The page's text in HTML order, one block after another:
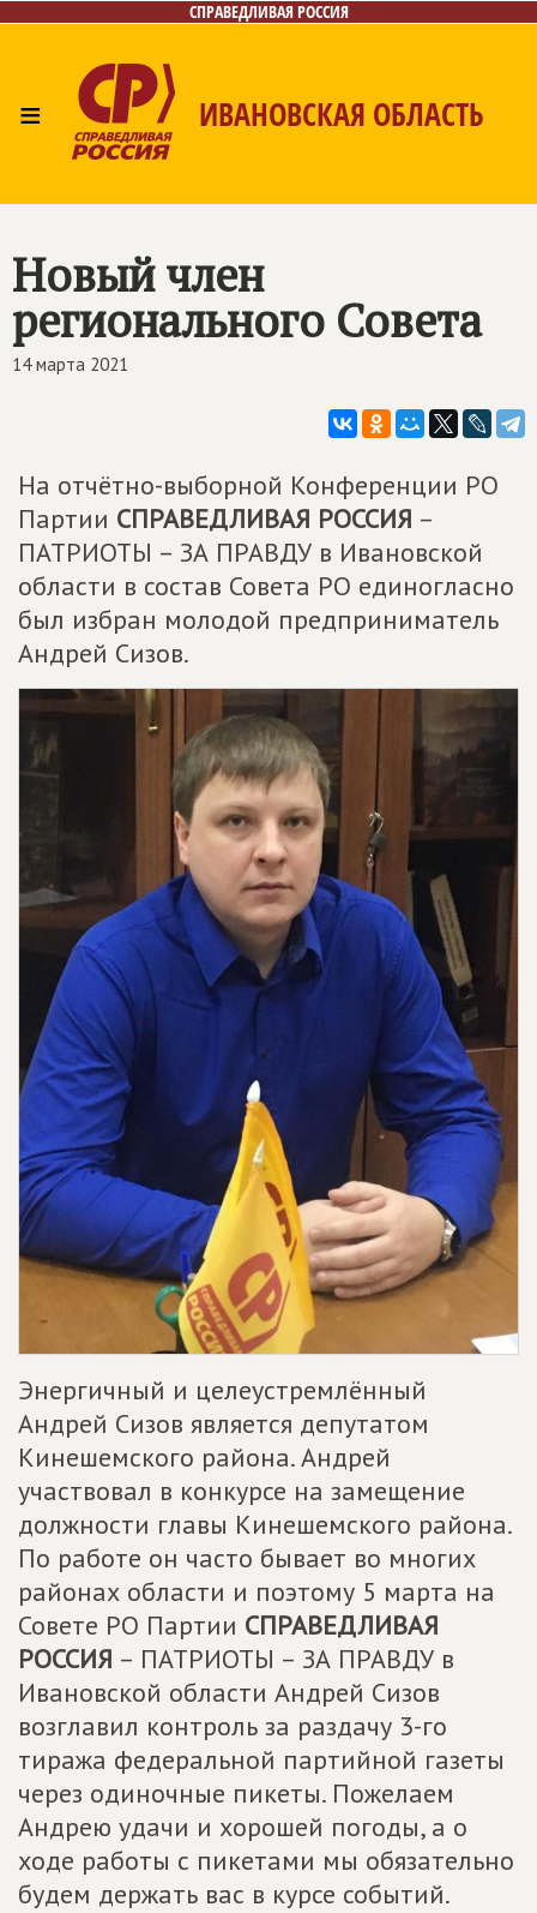
СПРАВЕДЛИВАЯ РОССИЯ
≡ ИВАНОВСКАЯ ОБЛАСТЬ
Новый член
регионального Совета
14 марта 2021
На отчётно-выборной Конференции РО
Партии СПРАВЕДЛИВАЯ РОССИЯ –
ПАТРИОТЫ – ЗА ПРАВДУ в Ивановской
области в состав Совета РО единогласно
был избран молодой предприниматель
Андрей Сизов.
Энергичный и целеустремлённый
Андрей Сизов является депутатом
Кинешемского района. Андрей
участвовал в конкурсе на замещение
должности главы Кинешемского района.
По работе он часто бывает во многих
районах области и поэтому 5 марта на
Совете РО Партии СПРАВЕДЛИВАЯ
РОССИЯ – ПАТРИОТЫ – ЗА ПРАВДУ в
Ивановской области Андрей Сизов
возглавил контроль за раздачу 3-го
тиража федеральной партийной газеты
через одиночные пикеты. Пожелаем
Андрею удачи и хорошей погоды, а о
ходе работы с пикетами мы обязательно
будем держать вас в курсе событий.